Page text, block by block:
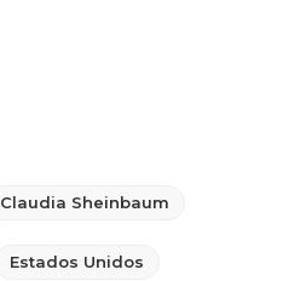
Claudia Sheinbaum
Estados Unidos